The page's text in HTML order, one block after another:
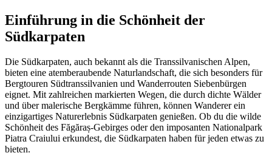
Einführung in die Schönheit der
Südkarpaten
Die Südkarpaten, auch bekannt als die Transsilvanischen Alpen,
bieten eine atemberaubende Naturlandschaft, die sich besonders für
Bergtouren Südtranssilvanien und Wanderrouten Siebenbürgen
eignet. Mit zahlreichen markierten Wegen, die durch dichte Wälder
und über malerische Bergkämme führen, können Wanderer ein
einzigartiges Naturerlebnis Südkarpaten genießen. Ob du die wilde
Schönheit des Făgăraș-Gebirges oder den imposanten Nationalpark
Piatra Craiului erkundest, die Südkarpaten haben für jeden etwas zu
bieten.